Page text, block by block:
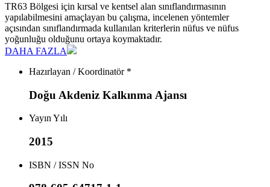
TR63 Bölgesi için kırsal ve kentsel alan sınıflandırmasının
yapılabilmesini amaçlayan bu çalışma, incelenen yöntemler
açısından sınıflandırmada kullanılan kriterlerin nüfus ve nüfus
yoğunluğu olduğunu ortaya koymaktadır.
DAHA FAZLA
Hazırlayan / Koordinatör *
Doğu Akdeniz Kalkınma Ajansı
Yayın Yılı
2015
ISBN / ISSN No